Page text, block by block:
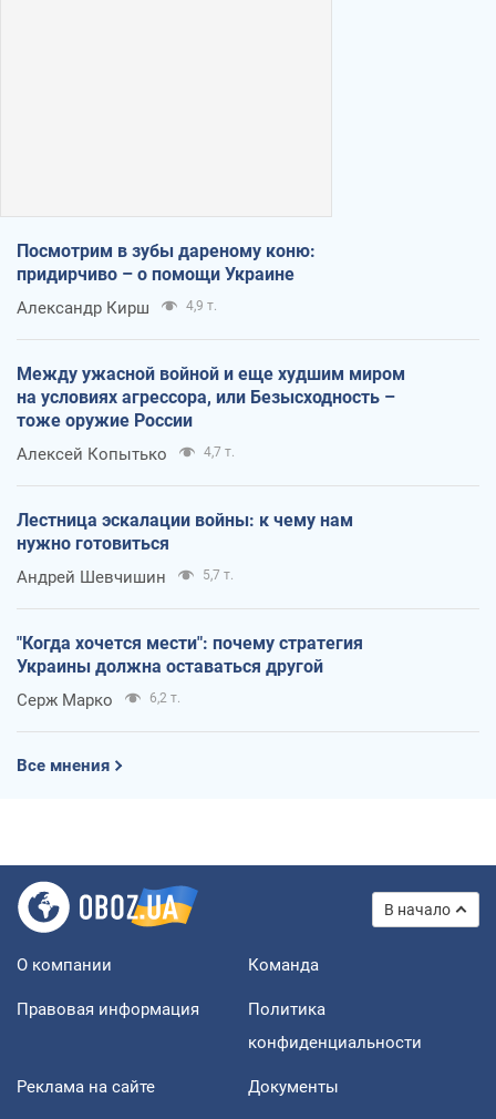
Посмотрим в зубы дареному коню:
придирчиво – о помощи Украине
Александр Кирш 4,9 т.
Между ужасной войной и еще худшим миром
на условиях агрессора, или Безысходность –
тоже оружие России
Алексей Копытько 4,7 т.
Лестница эскалации войны: к чему нам
нужно готовиться
Андрей Шевчишин 5,7 т.
"Когда хочется мести": почему стратегия
Украины должна оставаться другой
Серж Марко 6,2 т.
Все мнения
В начало
О компании Команда
Правовая информация
Политика
конфиденциальности
Реклама на сайте Документы